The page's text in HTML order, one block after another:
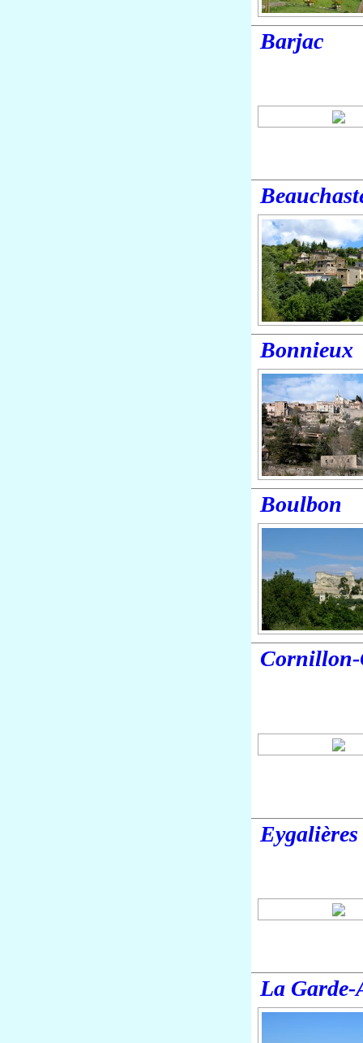
Barjac
Bonnieux
Boulbon
Eygalières
La